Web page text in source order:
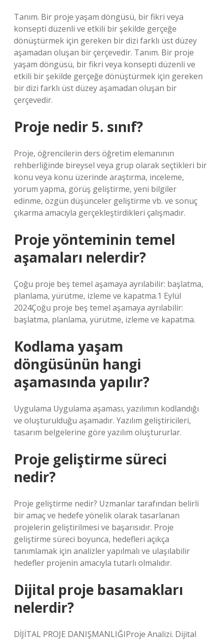
Tanım. Bir proje yaşam döngüsü, bir fikri veya
konsepti düzenli ve etkili bir şekilde gerçeğe
dönüştürmek için gereken bir dizi farklı üst düzey
aşamadan oluşan bir çerçevedir. Tanım. Bir proje
yaşam döngüsü, bir fikri veya konsepti düzenli ve
etkili bir şekilde gerçeğe dönüştürmek için gereken
bir dizi farklı üst düzey aşamadan oluşan bir
çerçevedir.
Proje nedir 5. sınıf?
Proje, öğrencilerin ders öğretim elemanının
rehberliğinde bireysel veya grup olarak seçtikleri bir
konu veya konu üzerinde araştırma, inceleme,
yorum yapma, görüş geliştirme, yeni bilgiler
edinme, özgün düşünceler geliştirme vb. ve sonuç
çıkarma amacıyla gerçekleştirdikleri çalışmadır.
Proje yönteminin temel
aşamaları nelerdir?
Çoğu proje beş temel aşamaya ayrılabilir: başlatma,
planlama, yürütme, izleme ve kapatma.1 Eylül
2024Çoğu proje beş temel aşamaya ayrılabilir:
başlatma, planlama, yürütme, izleme ve kapatma.
Kodlama yaşam
döngüsünün hangi
aşamasında yapılır?
Uygulama Uygulama aşaması, yazılımın kodlandığı
ve oluşturulduğu aşamadır. Yazılım geliştiricileri,
tasarım belgelerine göre yazılım oluştururlar.
Proje geliştirme süreci
nedir?
Proje geliştirme nedir? Uzmanlar tarafından belirli
bir amaç ve hedefe yönelik olarak tasarlanan
projelerin geliştirilmesi ve başarısıdır. Proje
geliştirme süreci boyunca, hedefleri açıkça
tanımlamak için analizler yapılmalı ve ulaşılabilir
hedefler projenin amacıyla tutarlı olmalıdır.
Dijital proje basamakları
nelerdir?
DİJİTAL PROJE DANIŞMANLIĞIProje Analizi. Dijital